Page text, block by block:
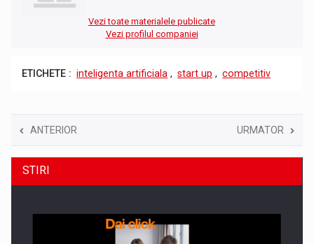
Vezi toate materialele publicate
Vezi profilul companiei
ETICHETE : inteligenta artificiala , start up , competitiv
ANTERIOR URMATOR
STIRI